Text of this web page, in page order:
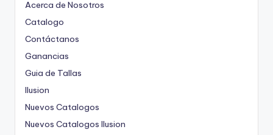
Acerca de Nosotros
Catalogo
Contáctanos
Ganancias
Guia de Tallas
Ilusion
Nuevos Catalogos
Nuevos Catalogos Ilusion